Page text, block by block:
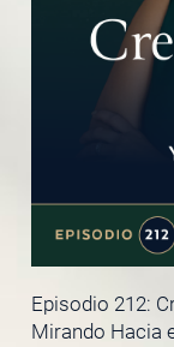
Episodio 212:
Mirando Hacia